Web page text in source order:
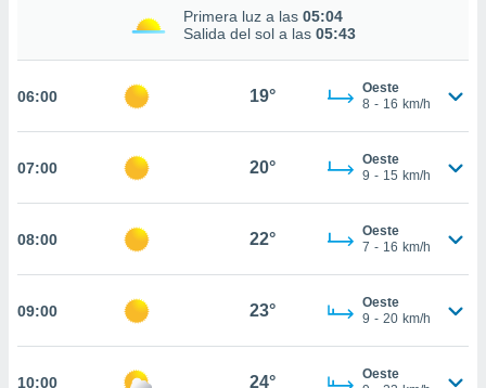
a la
todas
ya sean
nos
en
perfil
y
Primera luz a las 05:04
Salida del sol a las 05:43
06:00 19°
Oeste
8 - 16 km/h
07:00 20°
Oeste
9 - 15 km/h
08:00 22°
Oeste
7 - 16 km/h
09:00 23°
Oeste
9 - 20 km/h
10:00 24°
Oeste